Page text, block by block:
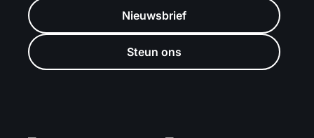
Nieuwsbrief
Steun ons